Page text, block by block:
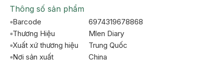
Thông số sản phẩm
Barcode
6974319678868
Thương Hiệu
Mlen Diary
Xuất xứ thương hiệu
Trung Quốc
Nơi sản xuất
China